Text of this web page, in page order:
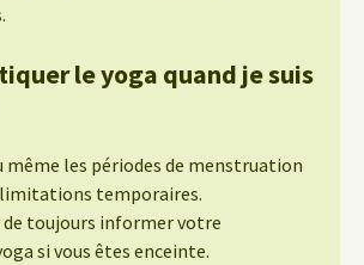
le yoga quand je suis
même les périodes de menstruation
temporaires.
toujours informer votre
si vous êtes enceinte.